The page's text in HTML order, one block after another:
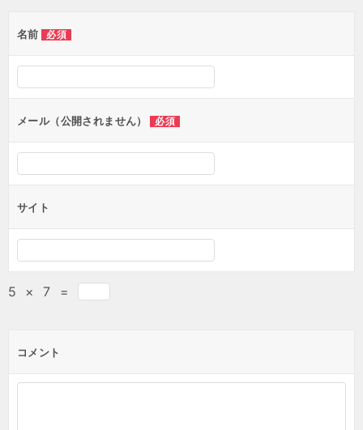
ー
シ
ョ
ン
名前 必須
メール（公開されません） 必須
サイト
5 × 7 =
コメント